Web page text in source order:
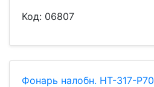
Код: 06807
Фонарь налобн. HT-317-P70